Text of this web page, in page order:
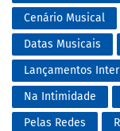
Cenário Musical
Datas Musicais
Lançamentos
Na Intimidade
Pelas Redes